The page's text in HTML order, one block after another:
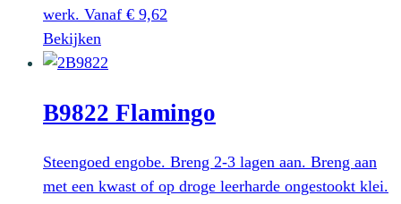
gekozen
op
productpagina
werk. Vanaf € 9,62
Bekijken
product
meerdere
Deze
optie
B9822 Flamingo
Steengoed engobe. Breng 2-3 lagen aan. Breng aan
met een kwast of op droge leerharde ongestookt klei.